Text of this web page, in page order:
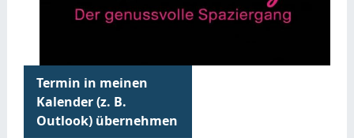
Termin in meinen
Kalender (z. B.
Outlook) übernehmen